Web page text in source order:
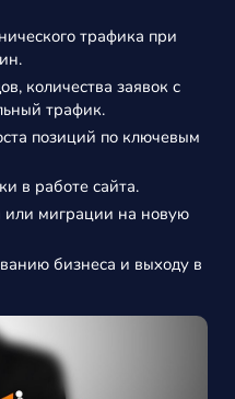
трафика при
количества заявок с
трафик.
позиций по ключевым
в работе сайта.
миграции на новую
бизнеса и выходу в